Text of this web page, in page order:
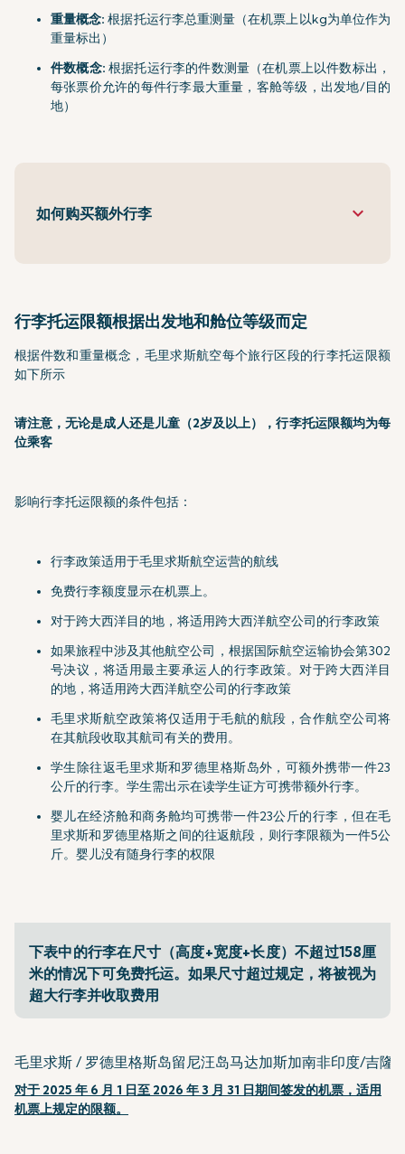
重量概念: 根据托运行李总重测量（在机票上以kg为单位作为
重量标出）
件数概念: 根据托运行李的件数测量（在机票上以件数标出，
每张票价允许的每件行李最大重量，客舱等级，出发地/目的
地）
如何购买额外行李 keyboard_arrow_down
行李托运限额根据出发地和舱位等级而定
根据件数和重量概念，毛里求斯航空每个旅行区段的行李托运限额
如下所示
请注意，无论是成人还是儿童（2岁及以上），行李托运限额均为每
位乘客
影响行李托运限额的条件包括：
行李政策适用于毛里求斯航空运营的航线
免费行李额度显示在机票上。
对于跨大西洋目的地，将适用跨大西洋航空公司的行李政策
如果旅程中涉及其他航空公司，根据国际航空运输协会第302
号决议，将适用最主要承运人的行李政策。对于跨大西洋目
的地，将适用跨大西洋航空公司的行李政策
毛里求斯航空政策将仅适用于毛航的航段，合作航空公司将
在其航段收取其航司有关的费用。
学生除往返毛里求斯和罗德里格斯岛外，可额外携带一件23
公斤的行李。学生需出示在读学生证方可携带额外行李。
婴儿在经济舱和商务舱均可携带一件23公斤的行李，但在毛
里求斯和罗德里格斯之间的往返航段，则行李限额为一件5公
斤。婴儿没有随身行李的权限
下表中的行李在尺寸（高度+宽度+长度）不超过158厘
米的情况下可免费托运。如果尺寸超过规定，将被视为
超大行李并收取费用
毛里求斯 / 罗德里格斯岛留尼汪岛马达加斯加南非印度/吉隆
对于 2025 年 6 月 1 日至 2026 年 3 月 31 日期间签发的机票，适用
机票上规定的限额。